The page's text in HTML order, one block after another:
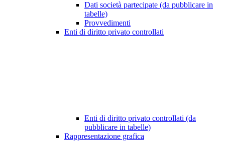
Dati società partecipate (da pubblicare in
tabelle)
Provvedimenti
Enti di diritto privato controllati
Enti di diritto privato controllati (da
pubblicare in tabelle)
Rappresentazione grafica